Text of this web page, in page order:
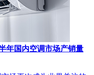
年国内空调市场产销量